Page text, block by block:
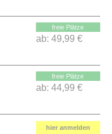
freie Plätze
ab: 49,99 €
freie Plätze
ab: 44,99 €
hier anmelden